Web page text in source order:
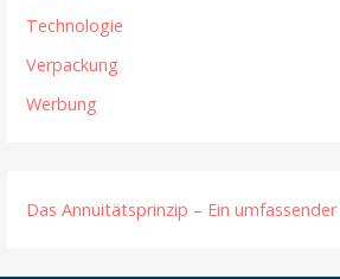
Technologie
Verpackung
Werbung
Das Annuitätsprinzip – Ein